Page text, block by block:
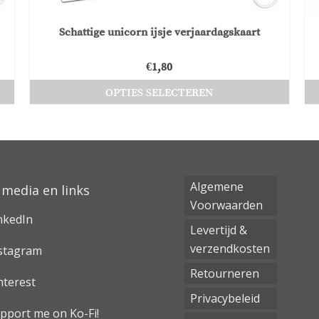
Schattige unicorn ijsje verjaardagskaart
€1,80
OPTIES SELECTEREN
variaties.
worden
en links
me on Ko-Fi!
Algemene
Voorwaarden
Levertijd &
verzendkosten
Retourneren
Privacybeleid